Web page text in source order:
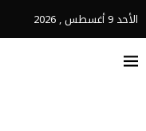
الأحد 9 أغسطس , 2026